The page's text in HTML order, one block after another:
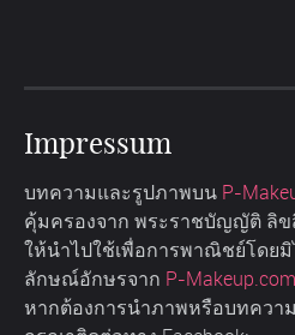
Impressum
บทความและรูปภาพบน P-
คุ้มครองจาก พระราชบัญญัติ ลิ
ให้นำไปใช้เพื่อการพาณิชย์โดย
ลักษณ์อักษรจาก P-Makeup.com
หากต้องการนำภาพหรือบทควา